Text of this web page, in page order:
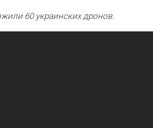
60 украинских дронов.